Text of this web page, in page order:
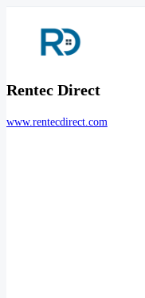
Rentec Direct
www.rentecdirect.com